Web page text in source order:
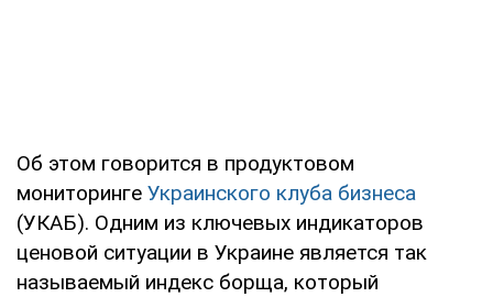
Об этом говорится в продуктовом
мониторинге Украинского клуба бизнеса
(УКАБ). Одним из ключевых индикаторов
ценовой ситуации в Украине является так
называемый индекс борща, который